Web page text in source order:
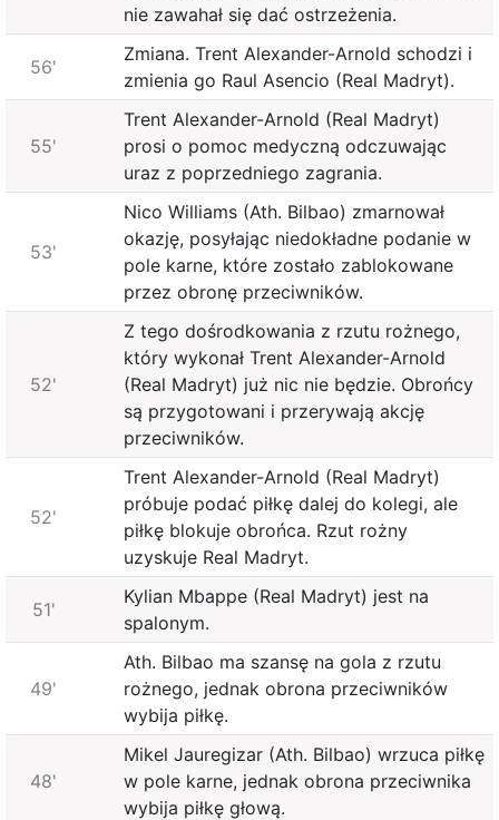
nie zawahał się dać ostrzeżenia.
56'
Zmiana. Trent Alexander-Arnold schodzi i
zmienia go Raul Asencio (Real Madryt).
55'
Trent Alexander-Arnold (Real Madryt)
prosi o pomoc medyczną odczuwając
uraz z poprzedniego zagrania.
53'
Nico Williams (Ath. Bilbao) zmarnował
okazję, posyłając niedokładne podanie w
pole karne, które zostało zablokowane
przez obronę przeciwników.
52'
Z tego dośrodkowania z rzutu rożnego,
który wykonał Trent Alexander-Arnold
(Real Madryt) już nic nie będzie. Obrońcy
są przygotowani i przerywają akcję
przeciwników.
52'
Trent Alexander-Arnold (Real Madryt)
próbuje podać piłkę dalej do kolegi, ale
piłkę blokuje obrońca. Rzut rożny
uzyskuje Real Madryt.
51'
Kylian Mbappe (Real Madryt) jest na
spalonym.
49'
Ath. Bilbao ma szansę na gola z rzutu
rożnego, jednak obrona przeciwników
wybija piłkę.
48'
Mikel Jauregizar (Ath. Bilbao) wrzuca piłkę
w pole karne, jednak obrona przeciwnika
wybija piłkę głową.